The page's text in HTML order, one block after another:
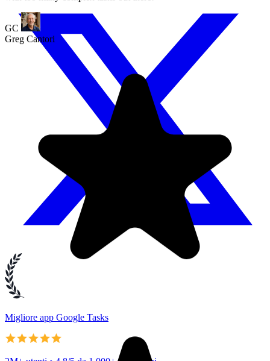
Migliore app Google Tasks